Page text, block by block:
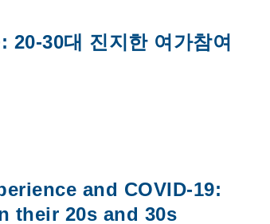
20-30대 진지한 여가참여
and COVID-19:
their 20s and 30s